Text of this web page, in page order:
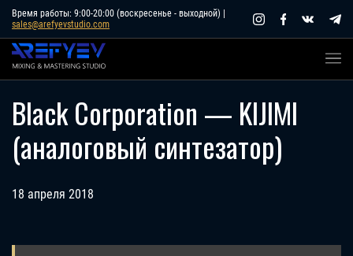
Skip
content
Время работы: 9:00-20:00 (воскресенье - выходной) |
sales@arefyevstudio.com
Black Corporation — KIJIMI
(аналоговый синтезатор)
18 апреля 2018